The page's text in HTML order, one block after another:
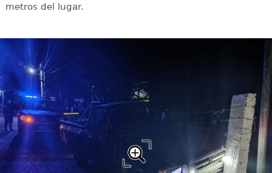
metros del lugar.